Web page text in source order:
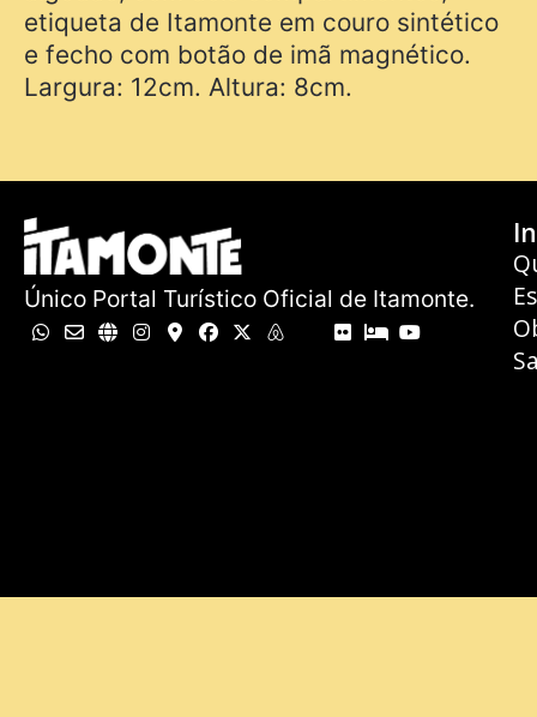
etiqueta de Itamonte em couro sintético
e fecho com botão de imã magnético.
Largura: 12cm. Altura: 8cm.
Único Portal Turístico Oficial de Itamonte.